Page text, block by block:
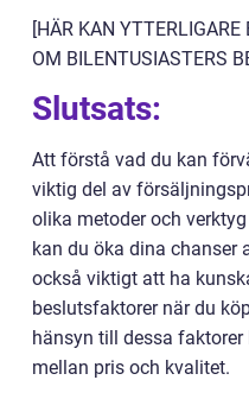
[HÄR KAN
OM BILENTUSIASTERS
Slutsats:
Att förstå vad du kan
viktig del av
olika metoder och
kan du öka dina chanser
också viktigt att ha
beslutsfaktorer när du
hänsyn till dessa
mellan pris och kvalitet.